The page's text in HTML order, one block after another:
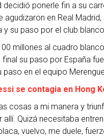
decidió ponerle fin a su
agudizaron en Real
su paso por el club
millones al cuadro
su paso por España
paso en el equipo
se contagia en Hong
cosas a mi manera y
Quizá necesitaba
vuelvo, me duele,